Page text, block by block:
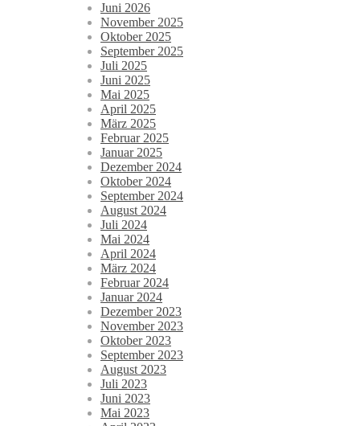
Juni 2026
November 2025
Oktober 2025
September 2025
Juli 2025
Juni 2025
Mai 2025
April 2025
März 2025
Februar 2025
Januar 2025
Dezember 2024
Oktober 2024
September 2024
August 2024
Juli 2024
Mai 2024
April 2024
März 2024
Februar 2024
Januar 2024
Dezember 2023
November 2023
Oktober 2023
September 2023
August 2023
Juli 2023
Juni 2023
Mai 2023